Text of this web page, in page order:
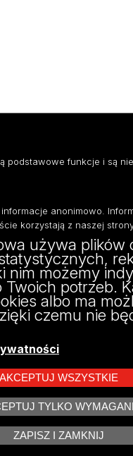
podstawowe funkcje i są
anonimowo.
korzystają z naszej
używa plików
nim możemy
potrzeb.
albo ma
czemu nie
AKCEPTUJ WSZYSTKIE
TYLKO
ZAPISZ I ZAMKNIJ